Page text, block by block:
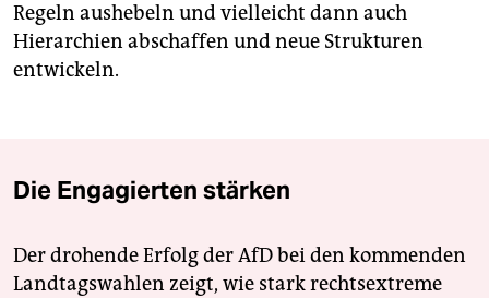
Regeln aushebeln und vielleicht dann auch
Hierarchien abschaffen und neue Strukturen
entwickeln.
Die Engagierten stärken
Der drohende Erfolg der AfD bei den kommenden
Landtagswahlen zeigt, wie stark rechtsextreme